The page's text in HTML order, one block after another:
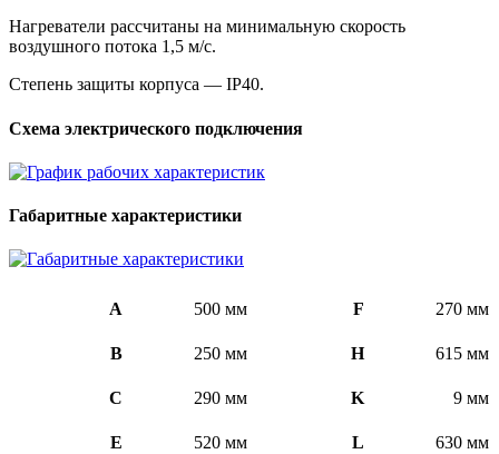
Нагреватели рассчитаны на минимальную скорость
воздушного потока 1,5 м/с.
Степень защиты корпуса — IP40.
Схема электрического подключения
Габаритные характеристики
A 500 мм F 270 мм
B 250 мм H 615 мм
C 290 мм K 9 мм
E 520 мм L 630 мм